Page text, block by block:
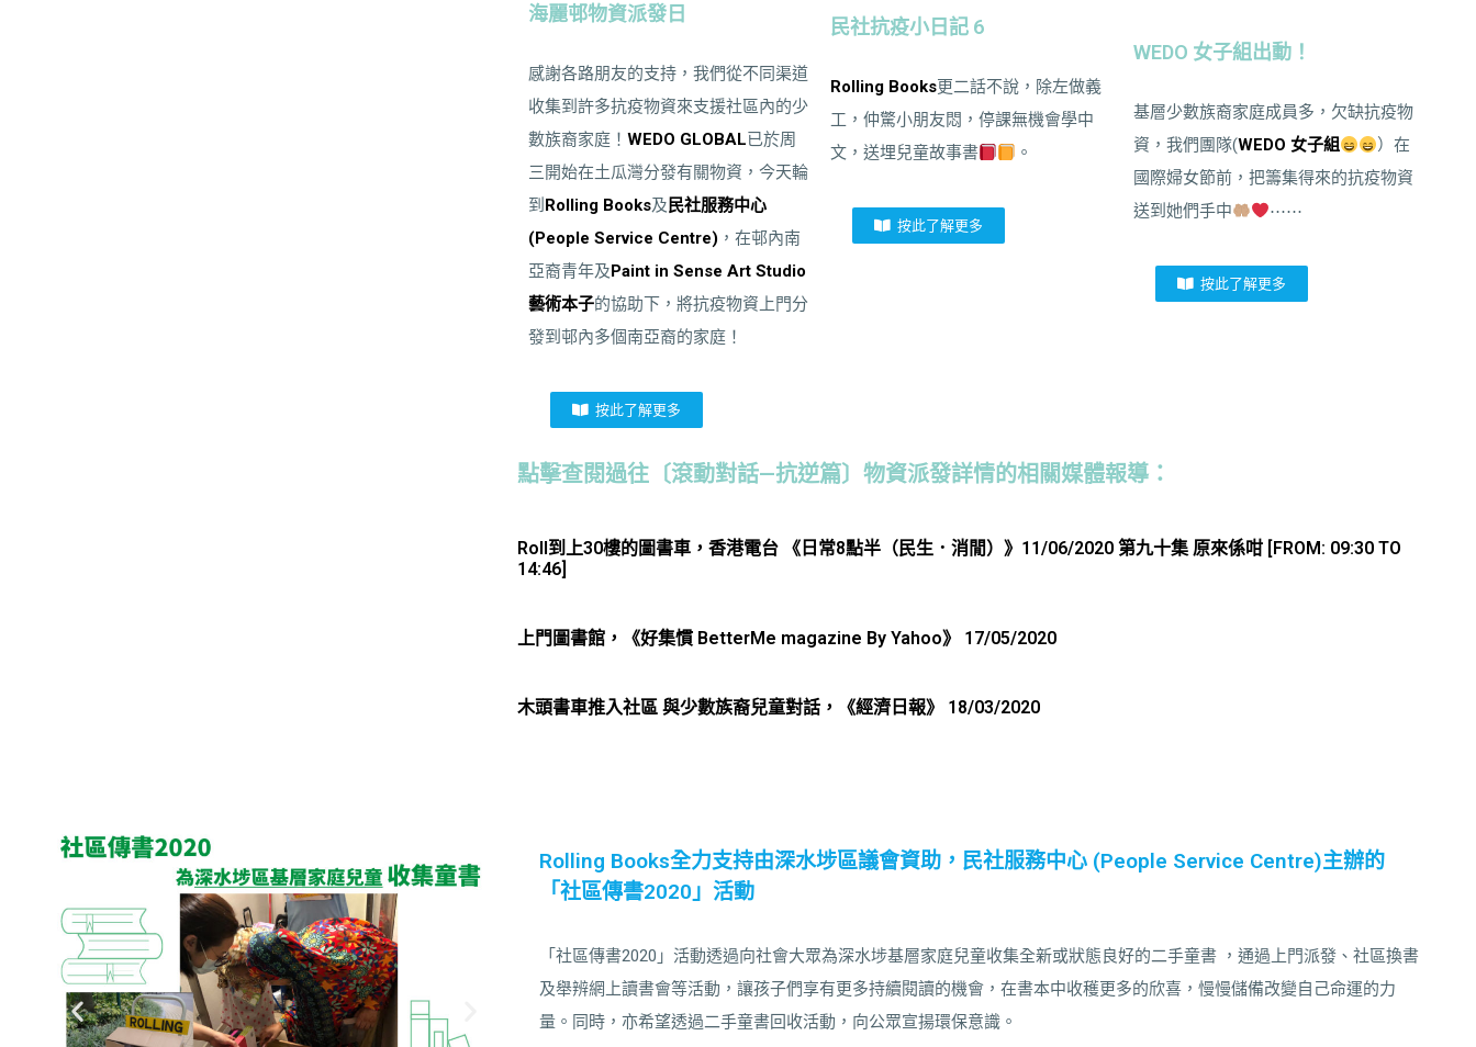
海麗邨物資派發日
感謝各路朋友的支持，我們從不同渠道
收集到許多抗疫物資來支援社區內的少
數族裔家庭！ WEDO GLOBAL已於周
三開始在土瓜灣分發有關物資，今天輪
到Rolling Books及民社服務中心
(People Service Centre) ，在邨內南
亞裔青年及Paint in Sense Art Studio
藝術本子的協助下，將抗疫物資上門分
發到邨內多個南亞裔的家庭！
按此了解更多
民社抗疫小日記 6
Rolling Books更二話不說，除左做義
工，仲驚小朋友悶，停課無機會學中
文，送埋兒童故事書
。
按此了解更多
WEDO 女子組出動！
基層少數族裔家庭成員多，欠缺抗疫物
資，我們團隊(WEDO 女子組
）在
國際婦女節前，把籌集得來的抗疫物資
送到她們手中
⋯⋯
按此了解更多
點擊查閱過往〔滾動對話—抗逆篇〕物資派發詳情的相關媒體報導：​
Roll到上30樓的圖書車​，香港電台 《日常8點半（民生．消閒）》11/06/2020 第九十集 原來係咁 [FROM: 09:30 TO
14:46]
上門圖書館，《好集慣 BetterMe magazine By Yahoo》 17/05/2020
木頭書車推入社區 與少數族裔兒童對話，《經濟日報》 18/03/2020
Rolling Books全力支持由深水埗區議會資助，民社服務中心 (People Service Centre)主辦的
「社區傳書2020」活動
「社區傳書2020」活動透過向社會大眾為深水埗基層家庭兒童收集全新或狀態良好的二手童書 ，通過上門派發、社區換書
及舉辨網上讀書會等活動，讓孩子們享有更多持續閱讀的機會，在書本中收穫更多的欣喜，慢慢儲備改變自己命運的力
量。同時，亦希望透過二手童書回收活動，向公眾宣揚環保意識。